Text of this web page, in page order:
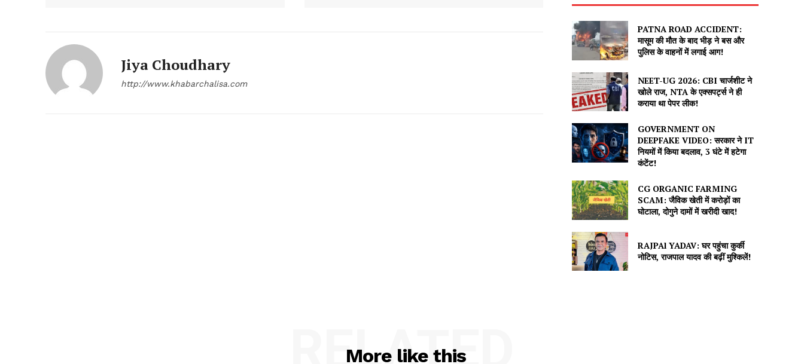
Jiya Choudhary
http://www.khabarchalisa.com
PATNA ROAD ACCIDENT:
मासूम की मौत के बाद भीड़ ने बस और
पुलिस के वाहनों में लगाई आग!
NEET-UG 2026: CBI चार्जशीट ने
खोले राज, NTA के एक्सपर्ट्स ने ही
कराया था पेपर लीक!
GOVERNMENT ON
DEEPFAKE VIDEO: सरकार ने IT
नियमों में किया बदलाव, 3 घंटे में हटेगा
कंटेंट!
CG ORGANIC FARMING
SCAM: जैविक खेती में करोड़ों का
घोटाला, दोगुने दामों में खरीदी खाद!
RAJPAl YADAV: घर पहुंचा कुर्की
नोटिस, राजपाल यादव की बढ़ीं मुश्किलें!
More like this
RELATED